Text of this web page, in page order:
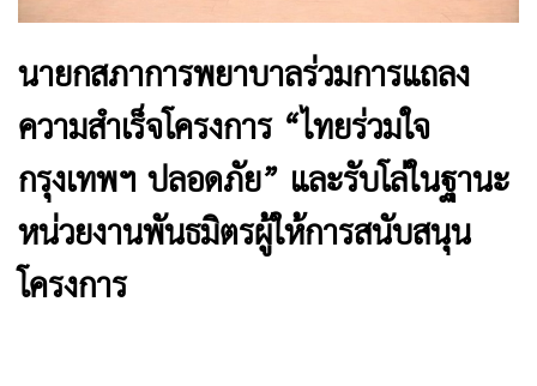
นายกสภาการพยาบาลร่วมการแถลง
ความสำเร็จโครงการ “ไทยร่วมใจ
กรุงเทพฯ ปลอดภัย” และรับโล่ในฐานะ
หน่วยงานพันธมิตรผู้ให้การสนับสนุน
โครงการ